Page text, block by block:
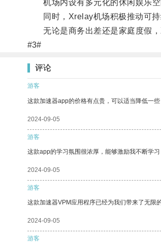
机场内设有多元化的休闲娱乐空
同时，Xrelay机场积极推动可持
无论是商务出差还是家庭度假，
#3#
评论
游客
这款加速器app的价格有点贵，可以适当降低一些
2024-09-05
游客
这款app的学习氛围很浓厚，能够激励我不断学习
2024-09-05
游客
这款加速器VPM应用程序已经为我们带来了无限
2024-09-05
游客